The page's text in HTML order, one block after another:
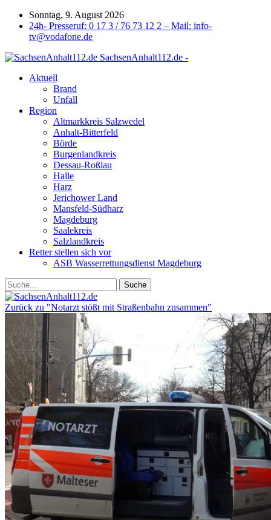
Sonntag, 9. August 2026
24h- Presseruf: 0 17 3 / 76 73 12 2 – Mail: info-
tv@vodafone.de
SachsenAnhalt112.de -
Aktuell
Brand
Unfall
Region
Altmarkkreis Salzwedel
Anhalt-Bitterfeld
Börde
Burgenlandkreis
Dessau-Roßlau
Halle
Harz
Jerichower Land
Mansfeld-Südharz
Magdeburg
Saalekreis
Salzlandkreis
Retter stellen sich vor
ASB Wasserrettungsdienst Magdeburg
Zurück zu "Notarzt stößt mit Straßenbahn zusammen"